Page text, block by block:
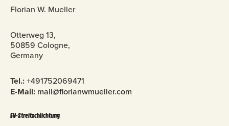
Florian W. Mueller
Otterweg 13,
50859 Cologne,
Germany
Tel.:+491752069471
E-Mail: mail@florianwmueller.com
EU-Streitschlichtung